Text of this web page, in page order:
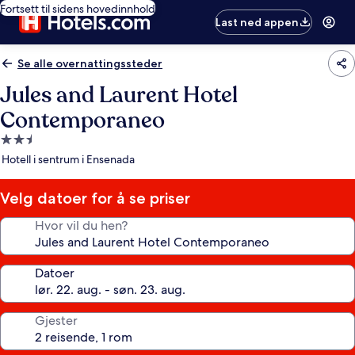
Fortsett til sidens hovedinnhold
Last ned appen
Se alle overnattingssteder
Jules and Laurent Hotel
Contemporaneo
Overnattingssted
med
stjerner
Hotell i sentrum i Ensenada
Velg datoer for å se priser
Hvor vil du hen?
Datoer
Gjester